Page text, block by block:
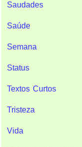
Saudades
Saúde
Semana
Status
Textos Curtos
Tristeza
Vida